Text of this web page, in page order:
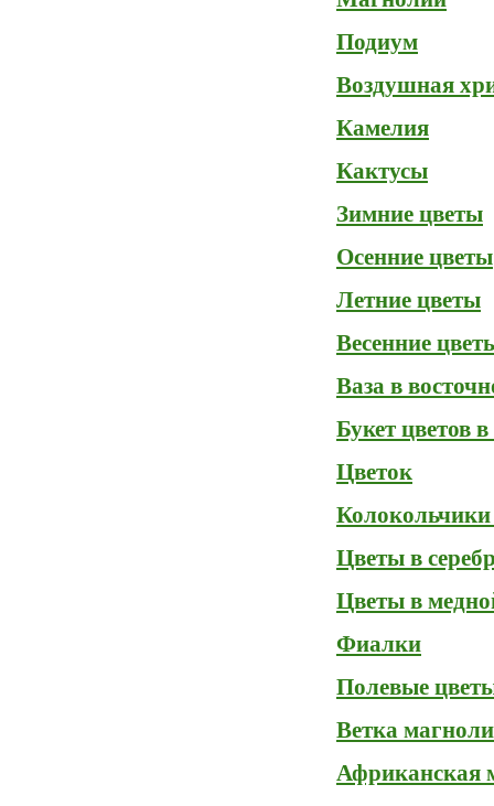
Подиум
Воздушная
Камелия
Кактусы
Зимние цветы
Осенние цветы
Летние цветы
Весенние
Ваза в
Букет цветов в
Цветок
Цветы в
Цветы в
Фиалки
Полевые
Ветка
Африканская